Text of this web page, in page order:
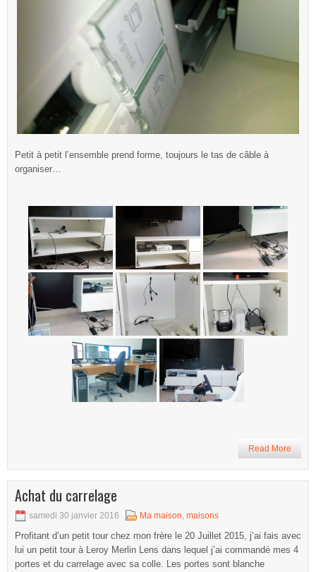
Petit à petit l’ensemble prend forme, toujours le tas de câble à
organiser…
Read More
Achat du carrelage
samedi 30 janvier 2016 Ma maison, maisons
Profitant d’un petit tour chez mon frère le 20 Juillet 2015, j’ai fais avec
lui un petit tour à Leroy Merlin Lens dans lequel j’ai commandé mes 4
portes et du carrelage avec sa colle. Les portes sont blanche